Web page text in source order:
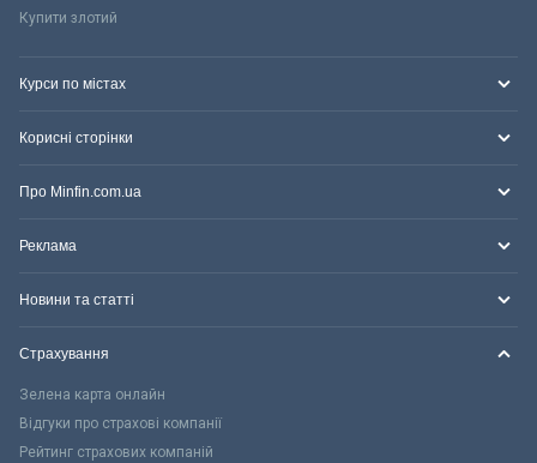
Купити злотий
Курси по містах
Корисні сторінки
Про Minfin.com.ua
Реклама
Новини та статті
Страхування
Зелена карта онлайн
Відгуки про страхові компанії
Рейтинг страхових компаній